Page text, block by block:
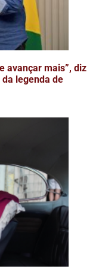
avançar mais”, diz
legenda de